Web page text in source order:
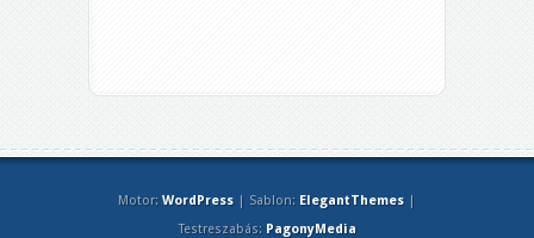
Motor: WordPress | Sablon: ElegantThemes |
Testreszabás: PagonyMedia